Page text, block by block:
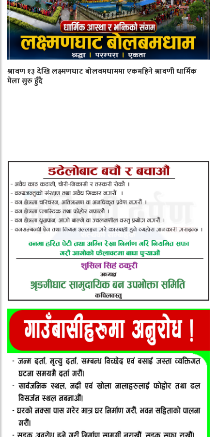
श्रावण १३ देखि लक्ष्मणघाट बोलबमधाममा एकमहिने श्रावणी धार्मिक
मेला सुरु हुँदै